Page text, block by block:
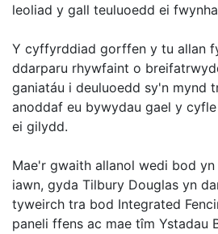
leoliad y gall teuluoedd ei
Y cyffyrddiad gorffen y tu allan
ddarparu rhywfaint o
ganiatáu i deuluoedd sy'n mynd
anoddaf eu bywydau gael y
ei gilydd.
Mae'r gwaith allanol wedi bod
iawn, gyda Tilbury Douglas yn
tyweirch tra bod Integrated
paneli ffens ac mae tîm Ystadau